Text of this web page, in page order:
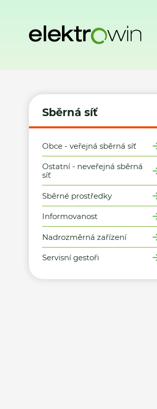
Sběrná síť
Obce - veřejná sběrná síť
Ostatní - neveřejná sběrná
síť
Sběrné prostředky
Informovanost
Nadrozměrná zařízení
Servisní gestoři